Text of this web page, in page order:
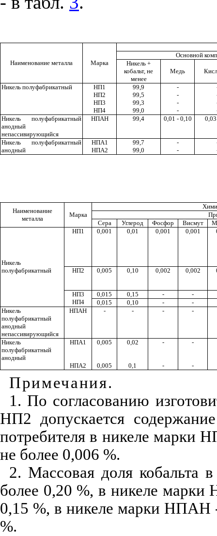
Наименование металла Марка
Основной
Никель +
кобальт, не
менее
Медь
Никель полуфабрикатный НП1 99,9 -
НП2
99,5 -
НП3 99,3 -
НП4
99,0 -
Никель полуфабрикатный
анодный
непассивирующийся
НПАН 99,4 0,01 - 0,10
Никель полуфабрикатный
анодный
НПА1 99,7 -
НПА2 99,0 -
Наименование
металла
Марка
Сера
Углерод Фосфор Висмут
Никель
полуфабрикатный
НП1 0,001 0,01 0,001 0,001
НП2 0,005 0,10 0,002 0,002
НП3 0,015 0,15 -
-
НП4
0,015 0,10 -
-
Никель
полуфабрикатный
анодный
непассивирующийся
НПАН - - - -
Никель
полуфабрикатный
анодный
НПА1 0,005 0,02 - -
НПА2 0,005 0,1 - -
Примечания.
1. По согласованию
НП2 допускается
потребителя в никеле марки
не более 0,006 %.
2. Массовая доля
более 0,20 %, в никеле
0,15 %, в никеле марки НПАН
%.